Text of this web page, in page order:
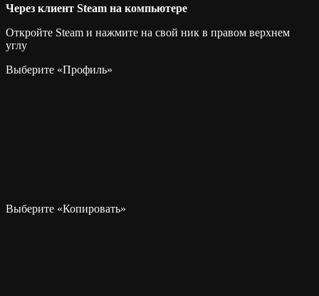
Через клиент Steam на компьютере
Откройте Steam и нажмите на свой ник в правом верхнем
углу
Выберите «Профиль»
Выберите «Копировать»